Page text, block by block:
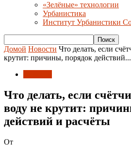
«Зелёные» технологии
Урбанистика
Институт Урбанистики
Домой Новости Что делать, если
крутит: причины, порядок действий...
Что делать, если
воду не крутит:
действий и расчёты
От